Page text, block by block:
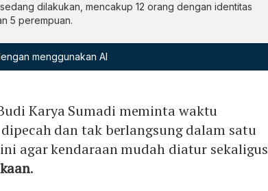
dilakukan, mencakup 12 orang dengan identitas
5 perempuan.
menggunakan AI
Karya Sumadi meminta waktu
dan tak berlangsung dalam satu
agar kendaraan mudah diatur sekaligus
.